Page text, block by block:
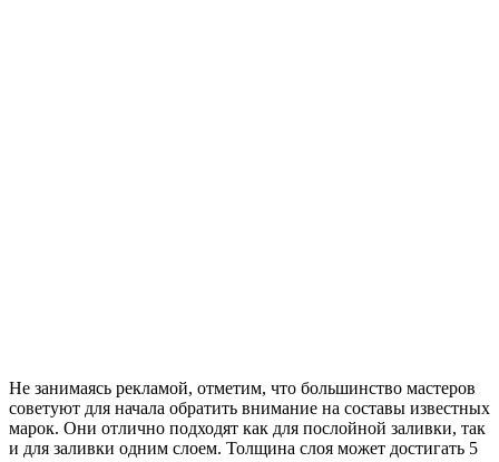
Не занимаясь рекламой, отметим, что большинство мастеров
советуют для начала обратить внимание на составы известных
марок. Они отлично подходят как для послойной заливки, так
и для заливки одним слоем. Толщина слоя может достигать 5